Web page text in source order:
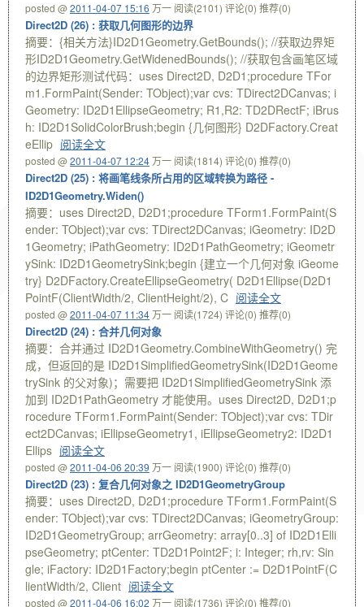
posted @2011-04-07 15:16 万一 阅读(2101) 评论(0) 推荐(0)
Direct2D (26) : 获取几何图形的边界
摘要：{相关方法}ID2D1Geometry.GetBounds(); //获取边界矩
形ID2D1Geometry.GetWidenedBounds(); //获取包含画笔区域
的边界矩形测试代码：uses Direct2D, D2D1;procedure TFor
m1.FormPaint(Sender: TObject);var cvs: TDirect2DCanvas; i
Geometry: ID2D1EllipseGeometry; R1,R2: TD2DRectF; iBrus
h: ID2D1SolidColorBrush;begin {几何图形} D2DFactory.Creat
eEllip 阅读全文
posted @2011-04-07 12:24万一 阅读(1814) 评论(0) 推荐(0)
Direct2D (25) : 将画笔线条所占用的区域转换为路径 -
ID2D1Geometry.Widen()
摘要：uses Direct2D, D2D1;procedure TForm1.FormPaint(S
ender: TObject);var cvs: TDirect2DCanvas; iGeometry: ID2D
1Geometry; iPathGeometry: ID2D1PathGeometry; iGeometr
ySink: ID2D1GeometrySink;begin {建立一个几何对象 iGeome
try} D2DFactory.CreateEllipseGeometry( D2D1Ellipse(D2D1
PointF(ClientWidth/2, ClientHeight/2), C 阅读全文
posted @2011-04-07 11:34万一 阅读(1724) 评论(0) 推荐(0)
Direct2D (24) : 合并几何对象
摘要：合并通过 ID2D1Geometry.CombineWithGeometry() 完
成，但返回的是 ID2D1SimplifiedGeometrySink(ID2D1Geome
trySink 的父对象)；需要把 ID2D1SimplifiedGeometrySink 添
加到 ID2D1PathGeometry 才能使用。uses Direct2D, D2D1;p
rocedure TForm1.FormPaint(Sender: TObject);var cvs: TDir
ect2DCanvas; iEllipseGeometry1, iEllipseGeometry2: ID2D1
Ellips 阅读全文
posted @2011-04-06 20:39 万一 阅读(1900) 评论(0) 推荐(0)
Direct2D (23) : 复合几何对象之 ID2D1GeometryGroup
摘要：uses Direct2D, D2D1;procedure TForm1.FormPaint(S
ender: TObject);var cvs: TDirect2DCanvas; iGeometryGroup:
ID2D1GeometryGroup; arrGeometry: array[0..3] of ID2D1Elli
pseGeometry; ptCenter: TD2D1Point2F; i: Integer; rh,rv: Sin
gle; iFactory: ID2D1Factory;begin ptCenter := D2D1PointF(C
lientWidth/2, Client 阅读全文
posted @2011-04-06 16:02 万一 阅读(1736) 评论(0) 推荐(0)